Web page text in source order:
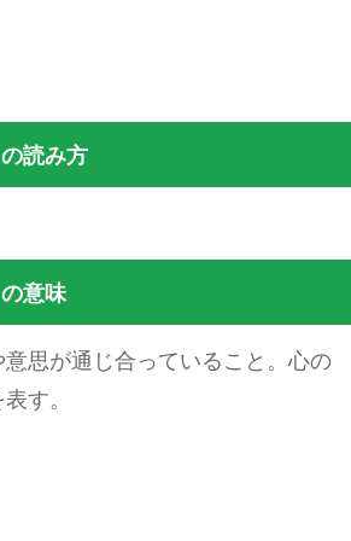
の読み方
の意味
思が通じ合っていること。心の
す。